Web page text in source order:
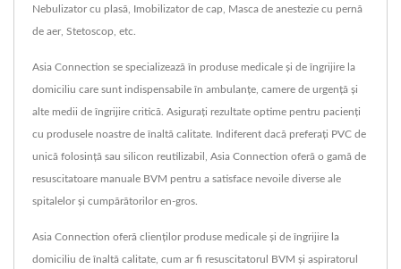
Nebulizator cu plasă, Imobilizator de cap, Masca de anestezie cu pernă
de aer, Stetoscop, etc.
Asia Connection se specializează în produse medicale și de îngrijire la
domiciliu care sunt indispensabile în ambulanțe, camere de urgență și
alte medii de îngrijire critică. Asigurați rezultate optime pentru pacienți
cu produsele noastre de înaltă calitate. Indiferent dacă preferați PVC de
unică folosință sau silicon reutilizabil, Asia Connection oferă o gamă de
resuscitatoare manuale BVM pentru a satisface nevoile diverse ale
spitalelor și cumpărătorilor en-gros.
Asia Connection oferă clienților produse medicale și de îngrijire la
domiciliu de înaltă calitate, cum ar fi resuscitatorul BVM și aspiratorul